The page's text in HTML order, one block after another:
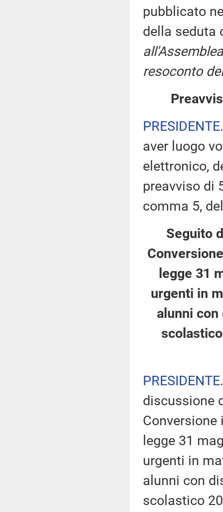
pubblicato
della seduta
resoconto
PRESIDENTE
aver luogo
elettronico,
preavviso di
comma 5,
Seguito
legge 31
urgenti in
alunni
PRESIDENTE
discussione
Conversione
legge 31
urgenti in
alunni con
scolastico